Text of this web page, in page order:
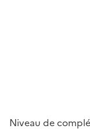
Niveau de